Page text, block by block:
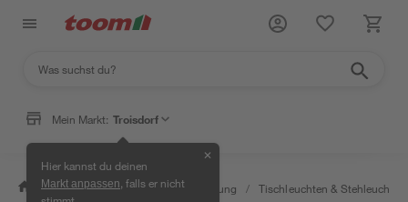
Mein Markt: Troisdorf
Hier kannst du deinen
Markt anpassen , falls er nicht
✕
/ Wohnen & Haushalt / Beleuchtung / Tischleuchten & Stehleuchten